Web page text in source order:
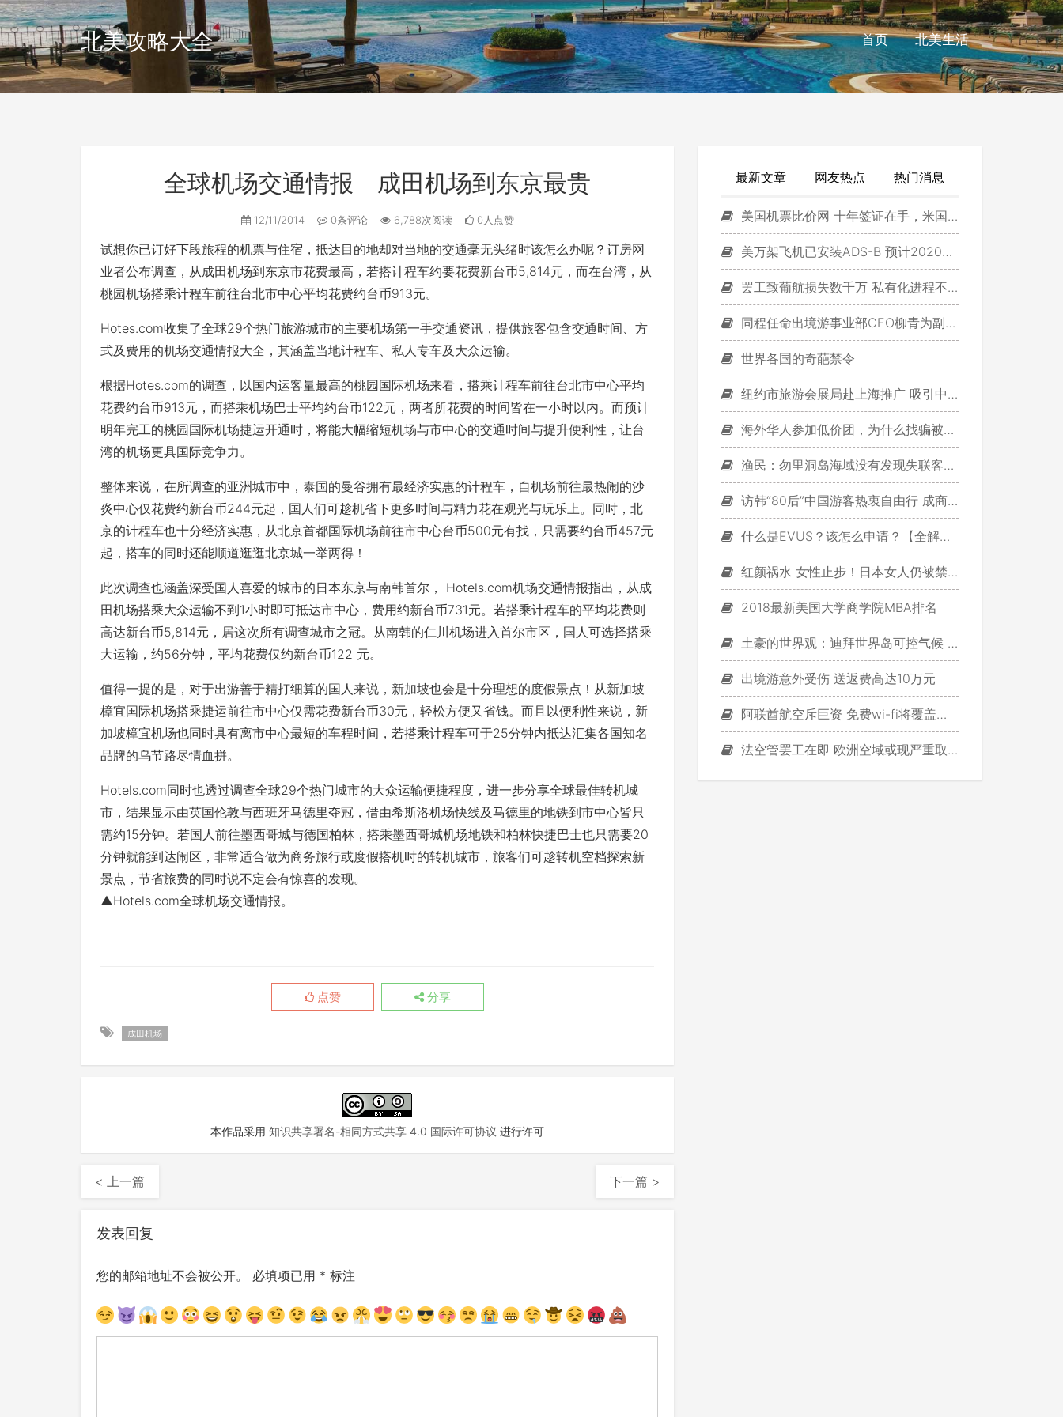
北美攻略大全 首页 北美生活
全球机场交通情报 成田机场到东京最贵
12/11/2014 0条评论 6,788次阅读 0人点赞
试想你已订好下段旅程的机票与住宿，抵达目的地却对当地的交通毫无头绪时该怎么办呢？订房网
业者公布调查，从成田机场到东京市花费最高，若搭计程车约要花费新台币5,814元，而在台湾，从
桃园机场搭乘计程车前往台北市中心平均花费约台币913元。
Hotes.com收集了全球29个热门旅游城市的主要机场第一手交通资讯，提供旅客包含交通时间、方
式及费用的机场交通情报大全，其涵盖当地计程车、私人专车及大众运输。
根据Hotes.com的调查，以国内运客量最高的桃园国际机场来看，搭乘计程车前往台北市中心平均
花费约台币913元，而搭乘机场巴士平均约台币122元，两者所花费的时间皆在一小时以内。而预计
明年完工的桃园国际机场捷运开通时，将能大幅缩短机场与市中心的交通时间与提升便利性，让台
湾的机场更具国际竞争力。
整体来说，在所调查的亚洲城市中，泰国的曼谷拥有最经济实惠的计程车，自机场前往最热闹的沙
炎中心仅花费约新台币244元起，国人们可趁机省下更多时间与精力花在观光与玩乐上。同时，北
京的计程车也十分经济实惠，从北京首都国际机场前往市中心台币500元有找，只需要约台币457元
起，搭车的同时还能顺道逛逛北京城一举两得！
此次调查也涵盖深受国人喜爱的城市的日本东京与南韩首尔， Hotels.com机场交通情报指出，从成
田机场搭乘大众运输不到1小时即可抵达市中心，费用约新台币731元。若搭乘计程车的平均花费则
高达新台币5,814元，居这次所有调查城市之冠。从南韩的仁川机场进入首尔市区，国人可选择搭乘
大运输，约56分钟，平均花费仅约新台币122 元。
值得一提的是，对于出游善于精打细算的国人来说，新加坡也会是十分理想的度假景点！从新加坡
樟宜国际机场搭乘捷运前往市中心仅需花费新台币30元，轻松方便又省钱。而且以便利性来说，新
加坡樟宜机场也同时具有离市中心最短的车程时间，若搭乘计程车可于25分钟内抵达汇集各国知名
品牌的乌节路尽情血拼。
Hotels.com同时也透过调查全球29个热门城市的大众运输便捷程度，进一步分享全球最佳转机城
市，结果显示由英国伦敦与西班牙马德里夺冠，借由希斯洛机场快线及马德里的地铁到市中心皆只
需约15分钟。若国人前往墨西哥城与德国柏林，搭乘墨西哥城机场地铁和柏林快捷巴士也只需要20
分钟就能到达闹区，非常适合做为商务旅行或度假搭机时的转机城市，旅客们可趁转机空档探索新
景点，节省旅费的同时说不定会有惊喜的发现。
▲Hotels.com全球机场交通情报。
点赞 分享
成田机场
本作品采用 知识共享署名-相同方式共享 4.0 国际许可协议 进行许可
< 上一篇 下一篇 >
发表回复
您的邮箱地址不会被公开。 必填项已用 * 标注
最新文章 网友热点 热门消息
美国机票比价网 十年签证在手，米国说走就走！
美万架飞机已安装ADS-B 预计2020年超10万
罢工致葡航损失数千万 私有化进程不会受阻
同程任命出境游事业部CEO柳青为副总裁
世界各国的奇葩禁令
纽约市旅游会展局赴上海推广 吸引中国游客到访
海外华人参加低价团，为什么找骗被人玩耍又愚弄！
渔民：勿里洞岛海域没有发现失联客机残骸
访韩“80后”中国游客热衷自由行 成商家新目标
什么是EVUS？该怎么申请？【全解答】
红颜祸水 女性止步！日本女人仍被禁做的四件事
2018最新美国大学商学院MBA排名
土豪的世界观：迪拜世界岛可控气候 想下雪就下雪
出境游意外受伤 送返费高达10万元
阿联酋航空斥巨资 免费wi-fi将覆盖全机队
法空管罢工在即 欧洲空域或现严重取消延误